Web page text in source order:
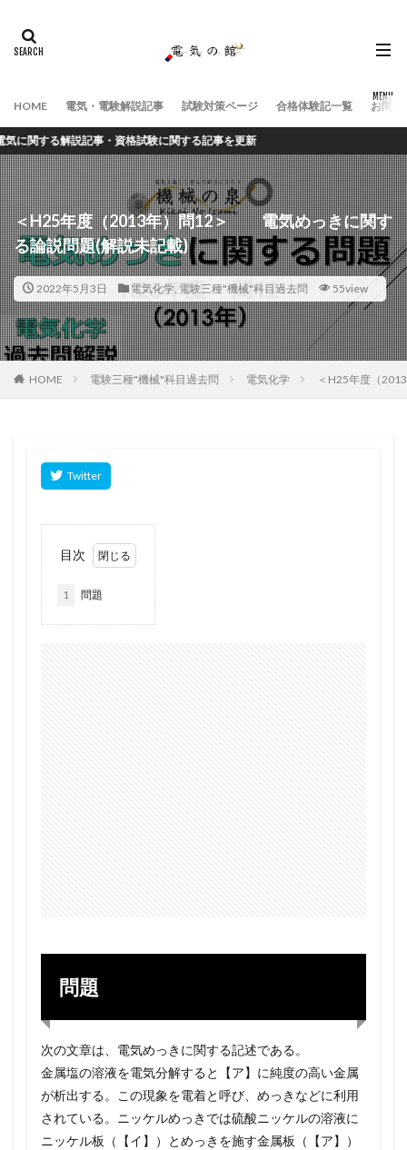
HOME 電気・電験解説記事 試験対策ページ 合格体験記一覧 お問い
する解説記事・資格試験に関する記事を更新
＜H25年度（2013年）問12＞ 電気めっきに関す
る論説問題(解説未記載)
2022年5月3日 電気化学, 電験三種"機械"科目過去問 55view
HOME 電験三種"機械"科目過去問 電気化学 ＜H25年度（
目次
1 問題
問題
次の文章は、電気めっきに関する記述である。
金属塩の溶液を電気分解すると【ア】に純度の高い金属
が析出する。この現象を電着と呼び、めっきなどに利用
されている。ニッケルめっきでは硫酸ニッケルの溶液に
ニッケル板（【イ】）とめっきを施す金属板（【ア】）